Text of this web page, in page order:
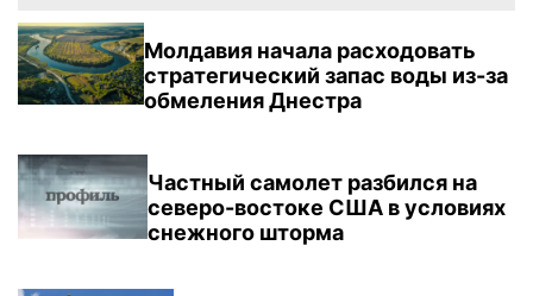
Молдавия начала расходовать
стратегический запас воды из-за
обмеления Днестра
Частный самолет разбился на
северо-востоке США в условиях
снежного шторма